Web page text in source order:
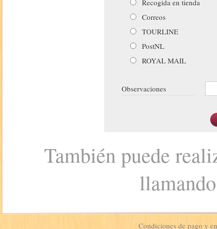
Recogida en tienda
Correos
TOURLINE
PostNL
ROYAL MAIL
Observaciones
También puede
Condiciones de pago y